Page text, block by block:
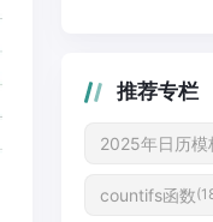
推荐专栏
2025年日历模
countifs函数